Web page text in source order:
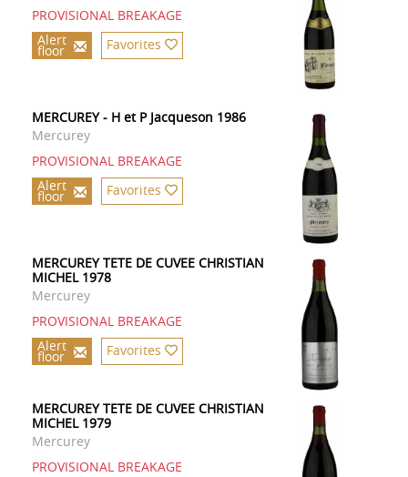
PROVISIONAL BREAKAGE
Alert
floor Favorites
MERCUREY - H et P Jacqueson 1986
Mercurey
PROVISIONAL BREAKAGE
Alert
floor Favorites
MERCUREY TETE DE CUVEE CHRISTIAN
MICHEL 1978
Mercurey
PROVISIONAL BREAKAGE
Alert
floor Favorites
MERCUREY TETE DE CUVEE CHRISTIAN
MICHEL 1979
Mercurey
PROVISIONAL BREAKAGE